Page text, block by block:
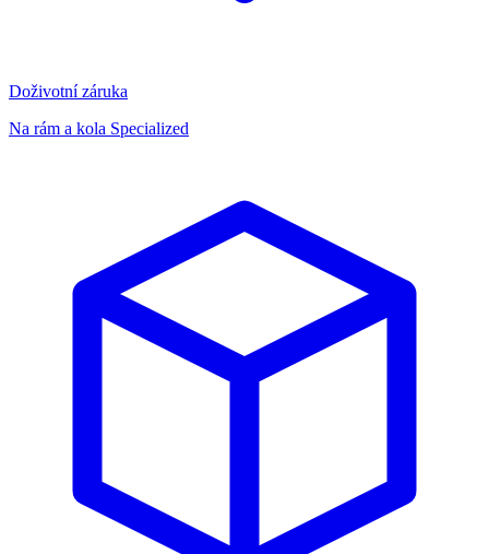
Doživotní záruka
Na rám a kola Specialized